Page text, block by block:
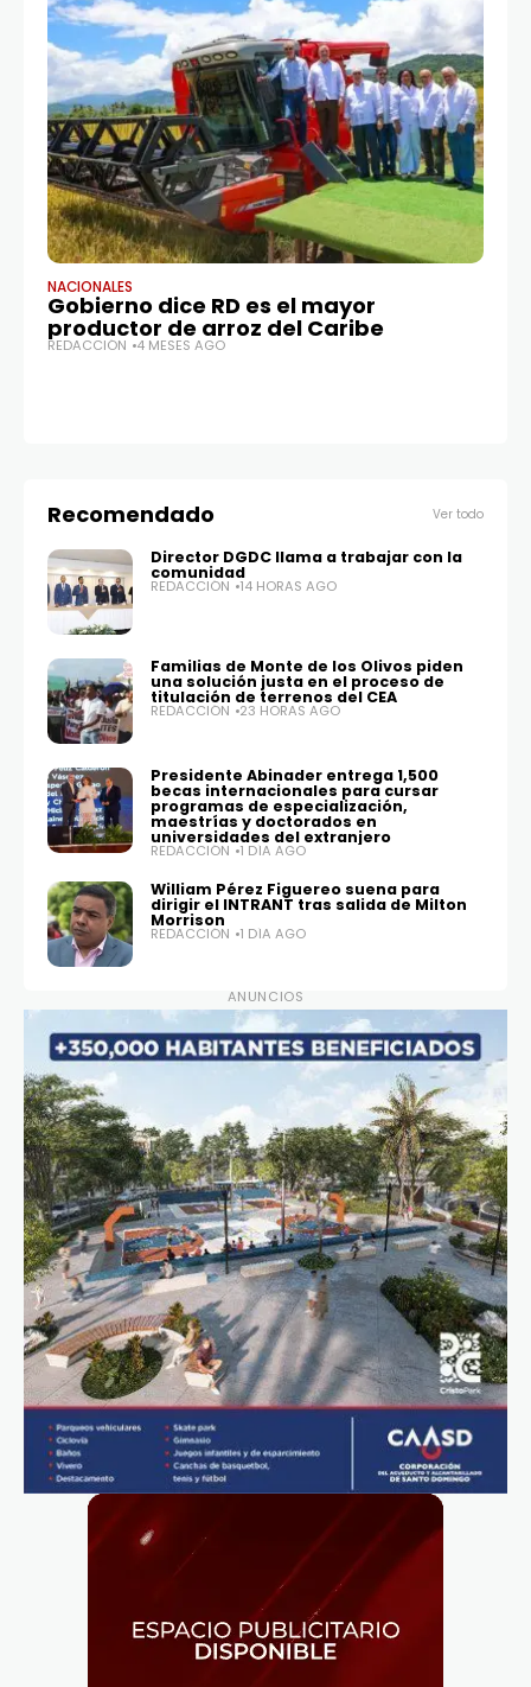
NACIONALES
Gobierno dice RD es el mayor
productor de arroz del Caribe
REDACCIÓN 4 MESES AGO
Recomendado Ver todo
Director DGDC llama a trabajar con la
comunidad
REDACCIÓN 14 HORAS AGO
Familias de Monte de los Olivos piden
una solución justa en el proceso de
titulación de terrenos del CEA
REDACCIÓN 23 HORAS AGO
Presidente Abinader entrega 1,500
becas internacionales para cursar
programas de especialización,
maestrías y doctorados en
universidades del extranjero
REDACCIÓN 1 DÍA AGO
William Pérez Figuereo suena para
dirigir el INTRANT tras salida de Milton
Morrison
REDACCIÓN 1 DÍA AGO
ANUNCIOS